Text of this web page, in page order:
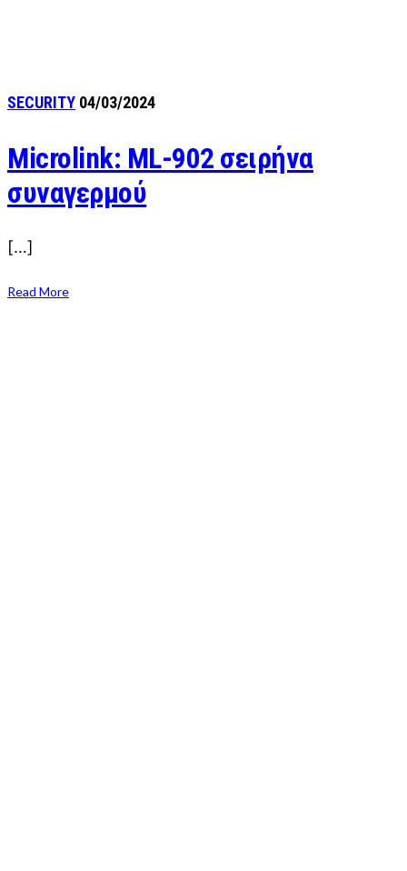
SECURITY 04/03/2024
Microlink: ML-902 σειρήνα
συναγερμού
[…]
Read More